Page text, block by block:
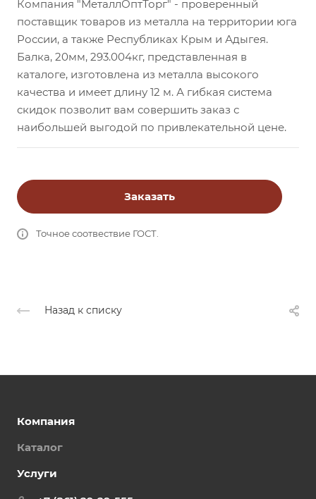
Компания "МеталлОптТорг" - проверенный
поставщик товаров из металла на территории юга
России, а также Республиках Крым и Адыгея.
Балка, 20мм, 293.004кг, представленная в
каталоге, изготовлена из металла высокого
качества и имеет длину 12 м. А гибкая система
скидок позволит вам совершить заказ с
наибольшей выгодой по привлекательной цене.
Заказать
Точное соотвествие ГОСТ.
Назад к списку
Компания
Каталог
Услуги